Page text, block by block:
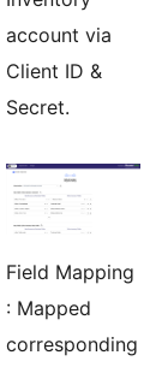
account via
Client ID &
Secret.
Field Mapping
: Mapped
corresponding